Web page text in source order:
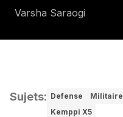
Varsha Saraogi
Sujets: Defense Militaire
Kemppi X5